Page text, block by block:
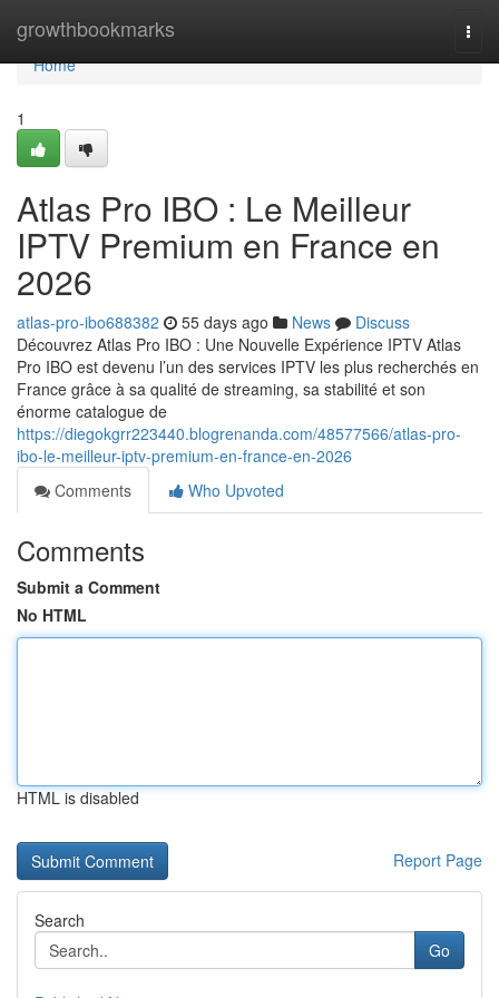
growthbookmarks
Home
Home
1
Atlas Pro IBO : Le Meilleur
IPTV Premium en France en
2026
atlas-pro-ibo688382 55 days ago News
Discuss
Découvrez Atlas Pro IBO : Une Nouvelle Expérience IPTV Atlas
Pro IBO est devenu l’un des services IPTV les plus recherchés en
France grâce à sa qualité de streaming, sa stabilité et son
énorme catalogue de
https://diegokgrr223440.blogrenanda.com/48577566/atlas-pro-
ibo-le-meilleur-iptv-premium-en-france-en-2026
Comments
Who Upvoted
Comments
Submit a Comment
No HTML
HTML is disabled
Report Page
Search
Go